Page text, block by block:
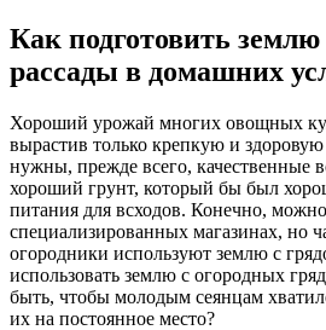
Как подготовить
рассады в домашних
Хороший урожай многих овощных
вырастив только крепкую и здоровую
нужны, прежде всего, качественные
хороший грунт, который бы был
питания для всходов. Конечно,
специализированных магазинах, но
огородники используют землю с
использовать землю с огородных
быть, чтобы молодым сеянцам
их на постоянное место?